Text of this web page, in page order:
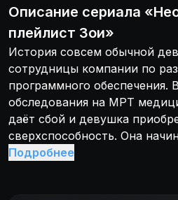
Описание сериала «
плейлист Зои»
История совсем обычной
сотрудницы компании по
программного обеспечения.
обследования на МРТ
даёт сбой и девушка
сверхспособность. Она
людей, но в странной форме
Подробнее